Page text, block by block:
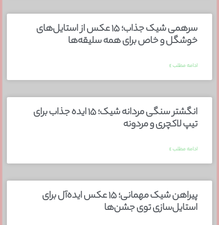
سرهمی شیک جذاب؛ ۱۵ عکس از استایل‌های
خوشگل و خاص برای همه سلیقه‌ها
ادامه مطلب »
انگشتر سنگی مردانه شیک؛ ۱۵ ایده جذاب برای
تیپ لاکچری و مردونه
ادامه مطلب »
پیراهن شیک مهمانی؛ ۱۵ عکس ایده‌آل برای
استایل‌سازی توی جشن‌ها